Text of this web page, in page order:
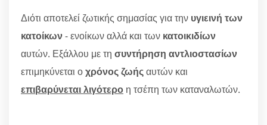
Διότι αποτελεί ζωτικής σημασίας για την υγιεινή των
κατοίκων- ενοίκων αλλά και των κατοικιδίων
αυτών. Εξάλλου με τη συντήρηση αντλιοστασίων
επιμηκύνεται οχρόνος ζωήςαυτών και
επιβαρύνεται λιγότερο η τσέπη των καταναλωτών.